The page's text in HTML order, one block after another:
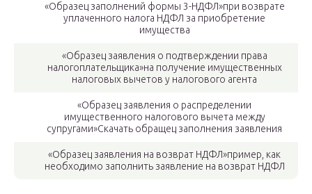
«Образец заполнений формы 3-НДФЛ»при возврате
уплаченного налога НДФЛ за приобретение
имущества
«Образец заявления о подтверждении права
налогоплательщика»на получение имущественных
налоговых вычетов у налогового агента
«Образец заявления о распределении
имущественного налогового вычета между
супругами»Скачать обращец заполнения заявления
«Образец заявления на возврат НДФЛ»пример, как
необходимо заполнить заявление на возврат НДФЛ